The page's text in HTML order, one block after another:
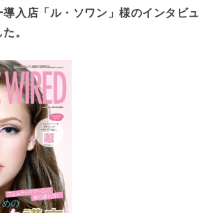
入店「ル・ソワン」様のインタビュ
。